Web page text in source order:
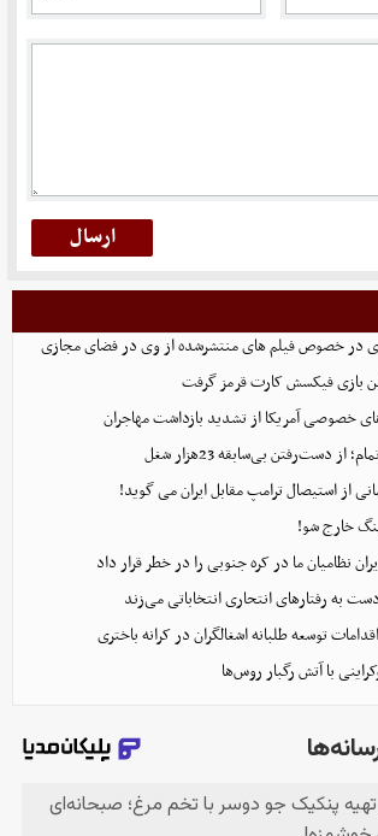
در خصوص فیلم های منتشرشده از وی در فضای مجازی
بازی فیکسش کارت قرمز گرفت
خصوصی آمریکا از تشدید بازداشت مهاجران
دست‌رفتن بی‌سابقه 23هزار شغل
از استیصال ترامپ مقابل ایران می گوید!
خارج شو!
نظامیان ما در کره جنوبی را در خطر قرار داد
به رفتارهای انتحاری انتخاباتی می‌زند
توسعه طلبانه اشغالگران در کرانه باختری
با آتش رگبار روس‌ها